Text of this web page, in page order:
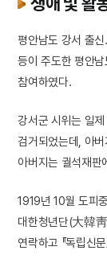
평안남도 강서 출
등이 주도한 평안
참여하였다.
강서군 시위는 일
검거되었는데, 아
아버지는 궐석재판
1919년 10월 도피
대한청년단(大韓
연락하고 『독립신